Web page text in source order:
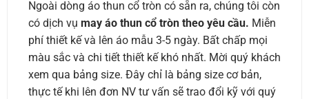
Ngoài dòng áo thun cổ tròn có sẵn ra, chúng tôi còn
có dịch vụ may áo thun cổ tròn theo yêu cầu. Miễn
phí thiết kế và lên áo mẫu 3-5 ngày. Bất chấp mọi
màu sắc và chi tiết thiết kế khó nhất. Mời quý khách
xem qua bảng size. Đây chỉ là bảng size cơ bản,
thực tế khi lên đơn NV tư vấn sẽ trao đổi kỹ với quý